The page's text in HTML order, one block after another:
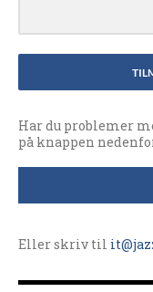
Har du problemer
på knappen
Eller skriv til